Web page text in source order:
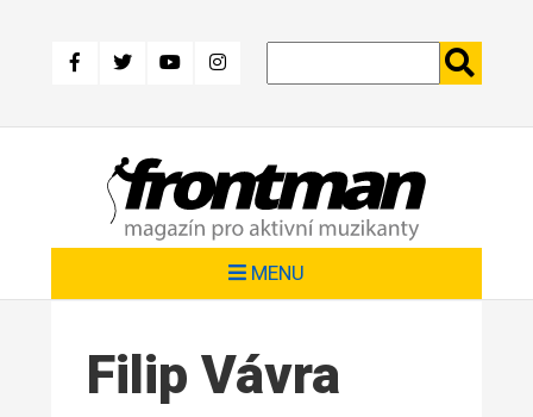
hlavnímu
MENU
Filip Vávra